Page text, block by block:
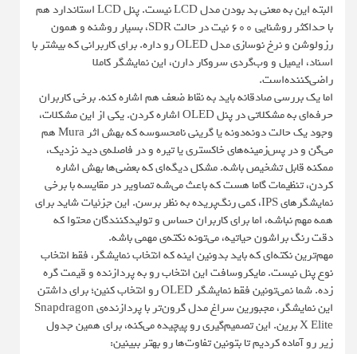
البته این به معنی بد بودن مدل LCD نیست. پنل LCD استاندارد هم
با حداکثر روشنایی ۶۰۰ نیت در حالت SDR، بسیار روشنه و همون
رزولوشن و نرخ نوسازی مدل OLED رو داره. برای کاربرانی که بیشتر با
اسناد، ایمیل و وب‌گردی سروکار دارن، این نمایشگر کاملا
راضی‌کننده‌است.
اما یک بررسی صادقانه باید به نقاط ضعف هم اشاره کنه. برخی کاربران
حرفه‌ای به مشکلاتی در پنل OLED اشاره کردن. یکی از این مشکلات،
وجود یک حالت دونه‌دونه یا گرینی نامحسوسه که بهش اثر Mura هم
می‌گن و در پس‌زمینه‌های خاکستری یا تیره و در فاصله‌ی دید نزدیک،
ممکنه قابل تشخیص باشه. مشکل دیگه‌ای که بعضی‌ها بهش اشاره
کردن، تنظیمات گاما هست که باعث می‌شه تصاویر در مقایسه با برخی
نمایشگرهای IPS، کمی رنگ‌پریده به نظر برسن. این جزئیات شاید برای
همه مهم نباشه، اما برای کاربران حساس و تولیدکنندگان محتوا که
دقت رنگ براشون حیاتیه، می‌تونه نکته‌ی مهمی باشه.
مهم‌ترین نکته‌ای که باید بدونین اینه که انتخاب نمایشگر، فقط انتخاب
نوع پنل نیست. مایکروسافت این انتخاب رو به پردازنده و قیمت گره
زده. شما نمی‌تونین فقط نمایشگر OLED رو انتخاب کنین؛ برای داشتن
این نمایشگر، مجبورین سراغ مدل گرون‌تر با پردازنده‌ی Snapdragon
X Elite برین. این تصمیم‌گیری رو پیچیده می‌کنه، برای همین جدول
زیر رو آماده کردیم تا بتونین تفاوت‌ها رو بهتر ببینین: